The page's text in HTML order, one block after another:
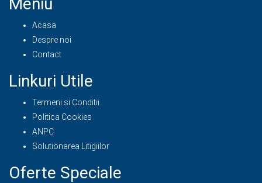
Acasa
Despre noi
Contact
Linkuri Utile
Termeni si Conditii
Politica Cookies
ANPC
Solutionarea Litigiilor
Oferte Speciale